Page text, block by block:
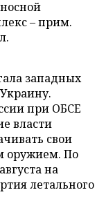
– прим.
западных
при ОБСЕ
власти
свои
оружием. По
на
летального